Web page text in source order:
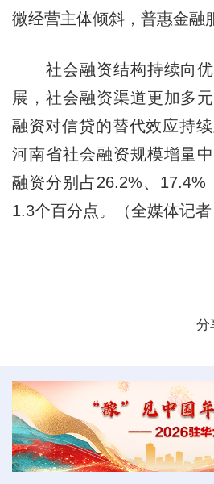
微经营主体倾斜，普惠金融
社会融资结构持续向优
展，社会融资渠道更加多
融资对信贷的替代效应持
河南省社会融资规模增量
融资分别占26.2%、17.4%
1.3个百分点。（全媒体记者
分